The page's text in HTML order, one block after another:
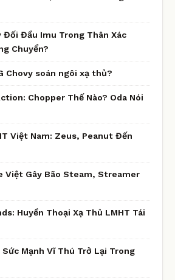
Đối Đầu Imu Trong Thân Xác
Chuyển?
Chovy soán ngôi xạ thủ?
Chopper Thế Nào? Oda Nói
Việt Nam: Zeus, Peanut Đến
Việt Gây Bão Steam, Streamer
Huyền Thoại Xạ Thủ LMHT Tái
Mạnh Vĩ Thú Trở Lại Trong